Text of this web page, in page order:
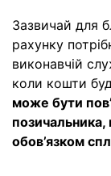
Зазвичай для
рахунку
виконавчій
коли кошти
може бути
позичальника,
обов’язком